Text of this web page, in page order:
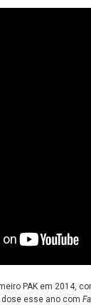
PAK em 2014,
dose esse ano com